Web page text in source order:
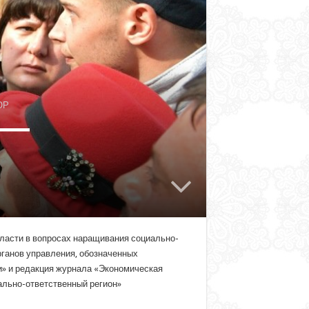
—
в вопросах наращивания социально-
управления, обозначенных
и редакция журнала «Экономическая
ответственный регион»​​​​​​​